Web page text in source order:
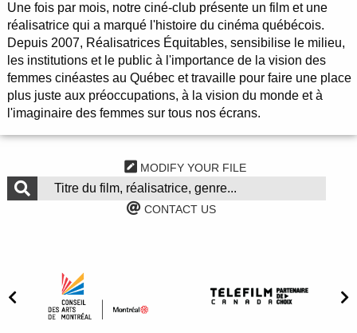
Une fois par mois, notre ciné-club présente un film et une
réalisatrice qui a marqué l'histoire du cinéma québécois.
Depuis 2007, Réalisatrices Équitables, sensibilise le milieu,
les institutions et le public à l'importance de la vision des
femmes cinéastes au Québec et travaille pour faire une place
plus juste aux préoccupations, à la vision du monde et à
l'imaginaire des femmes sur tous nos écrans.
MODIFY YOUR FILE
CONTACT US